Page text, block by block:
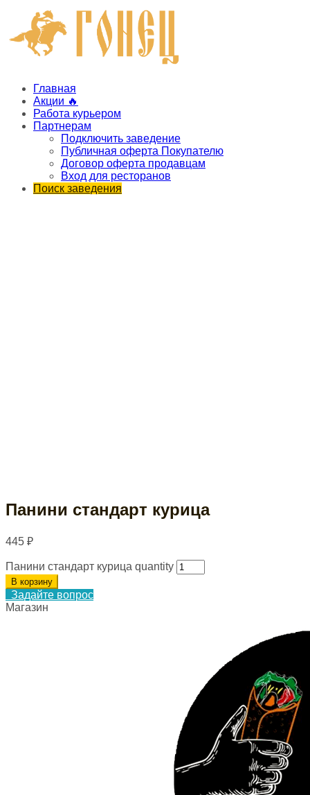
Главная
Акции 🔥
Работа курьером
Партнерам
Подключить заведение
Публичная оферта Покупателю
Договор оферта продавцам
Вход для ресторанов
Поиск заведения
Панини стандарт курица
445 ₽
Панини стандарт курица quantity
В корзину
Задайте вопрос
Магазин